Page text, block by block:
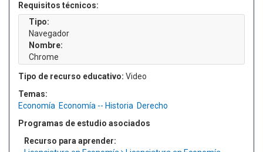
Requisitos técnicos:
Tipo:
Navegador
Nombre:
Chrome
Tipo de recurso educativo: Video
Temas:
Economía Economía -- Historia Derecho
Programas de estudio asociados
Recurso para aprender: